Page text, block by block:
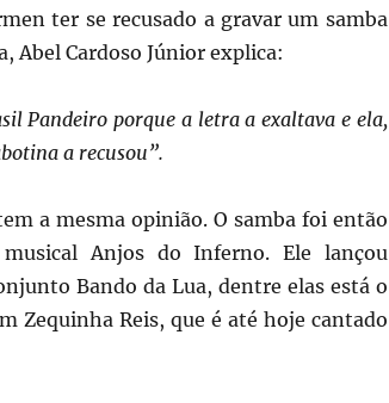
ter se recusado a gravar um samba
Abel Cardoso Júnior explica:
Pandeiro porque a letra a exaltava e ela,
a recusou”.
a mesma opinião. O samba foi então
Anjos do Inferno. Ele lançou
Bando da Lua, dentre elas está o
Zequinha Reis, que é até hoje cantado